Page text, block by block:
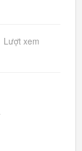
Lượt xem